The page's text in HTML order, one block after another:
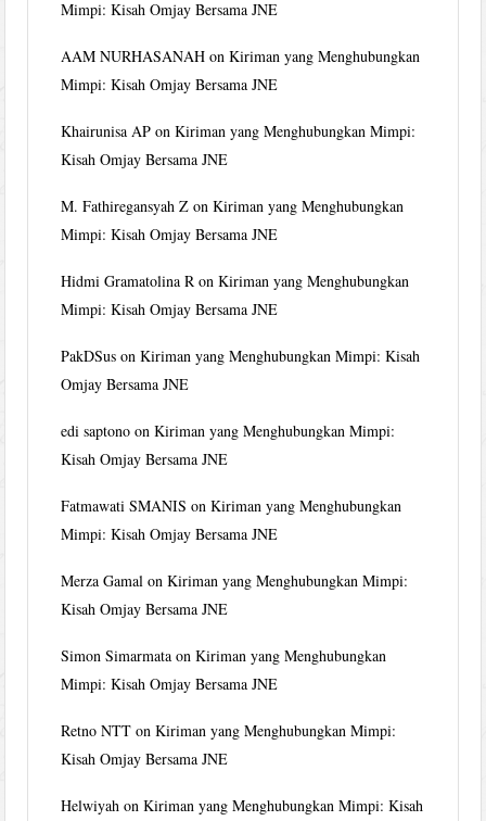
Mimpi: Kisah Omjay Bersama JNE
AAM NURHASANAH onKiriman yang Menghubungkan
Mimpi: Kisah Omjay Bersama JNE
Khairunisa AP onKiriman yang Menghubungkan Mimpi:
Kisah Omjay Bersama JNE
M. Fathiregansyah Z onKiriman yang Menghubungkan
Mimpi: Kisah Omjay Bersama JNE
Hidmi Gramatolina R onKiriman yang Menghubungkan
Mimpi: Kisah Omjay Bersama JNE
PakDSus onKiriman yang Menghubungkan Mimpi: Kisah
Omjay Bersama JNE
edi saptono onKiriman yang Menghubungkan Mimpi:
Kisah Omjay Bersama JNE
Fatmawati SMANIS onKiriman yang Menghubungkan
Mimpi: Kisah Omjay Bersama JNE
Merza Gamal onKiriman yang Menghubungkan Mimpi:
Kisah Omjay Bersama JNE
Simon Simarmata onKiriman yang Menghubungkan
Mimpi: Kisah Omjay Bersama JNE
Retno NTT onKiriman yang Menghubungkan Mimpi:
Kisah Omjay Bersama JNE
Helwiyah onKiriman yang Menghubungkan Mimpi: Kisah